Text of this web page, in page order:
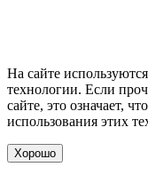
На сайте
технологии. Если
сайте, это означает,
использования этих
Хорошо